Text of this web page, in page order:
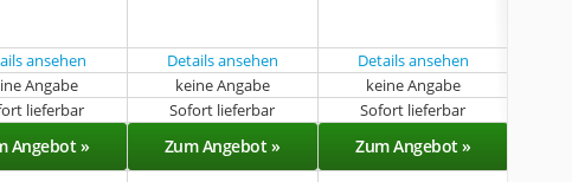
ansehen Details ansehen
Details ansehen
Angabe keine Angabe
keine Angabe
lieferbar Sofort lieferbar Sofort lieferbar
Angebot » Zum Angebot » Zum Angebot »